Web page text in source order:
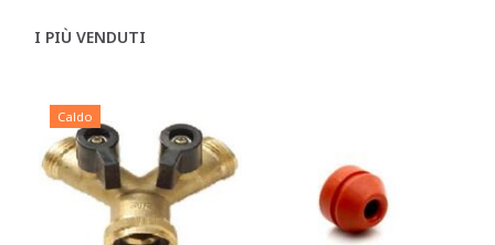
I PIÙ VENDUTI
Caldo